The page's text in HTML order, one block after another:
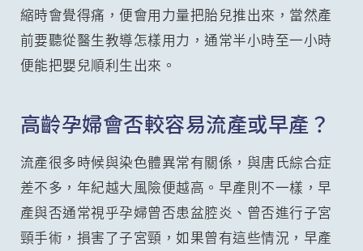
縮時會覺得痛，便會用力量把胎兒推出來，當然產
前要聽從醫生教導怎樣用力，通常半小時至一小時
便能把嬰兒順利生出來。
高齡孕婦會否較容易流產或早產？
流產很多時候與染色體異常有關係，與唐氏綜合症
差不多，年紀越大風險便越高。早產則不一樣，早
產與否通常視乎孕婦曾否患盆腔炎、曾否進行子宮
頸手術，損害了子宮頸，如果曾有這些情況，早產